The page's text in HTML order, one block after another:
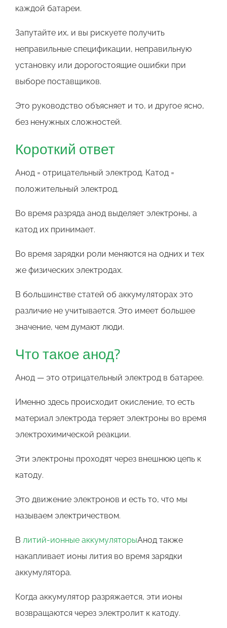
каждой батареи.
Запутайте их, и вы рискуете получить
неправильные спецификации, неправильную
установку или дорогостоящие ошибки при
выборе поставщиков.
Это руководство объясняет и то, и другое ясно,
без ненужных сложностей.
Короткий ответ
Анод = отрицательный электрод. Катод =
положительный электрод.
Во время разряда анод выделяет электроны, а
катод их принимает.
Во время зарядки роли меняются на одних и тех
же физических электродах.
В большинстве статей об аккумуляторах это
различие не учитывается. Это имеет большее
значение, чем думают люди.
Что такое анод?
Анод — это отрицательный электрод в батарее.
Именно здесь происходит окисление, то есть
материал электрода теряет электроны во время
электрохимической реакции.
Эти электроны проходят через внешнюю цепь к
катоду.
Это движение электронов и есть то, что мы
называем электричеством.
В литий-ионные аккумуляторыАнод также
накапливает ионы лития во время зарядки
аккумулятора.
Когда аккумулятор разряжается, эти ионы
возвращаются через электролит к катоду.